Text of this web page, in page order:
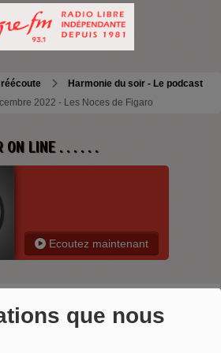
que nous
Harmonie du soir - Le podcast
2022 - Les Noces de Figaro
ON LINE . . . . . .
Ecoutez maintenant
SOIR # 01